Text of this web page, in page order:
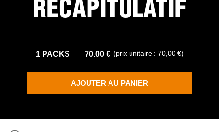
RÉCAPITULATIF
1PACKS 70,00 € (prix unitaire : 70,00 €)
AJOUTER AU PANIER